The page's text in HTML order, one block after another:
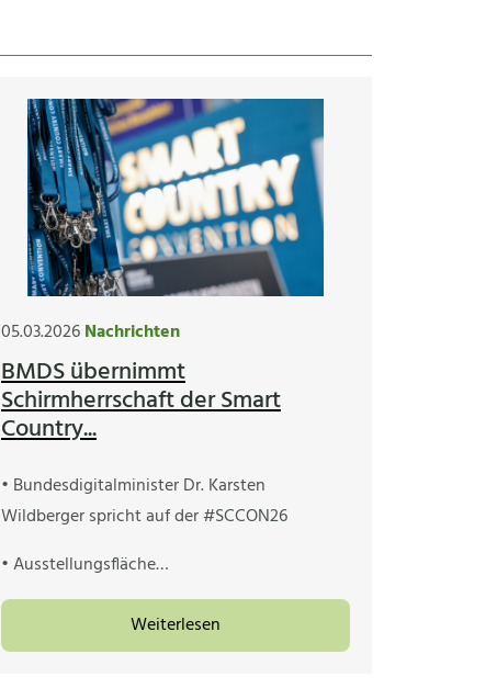
05.03.2026Nachrichten
BMDS übernimmt
Schirmherrschaft der Smart
Country...
• Bundesdigitalminister Dr. Karsten
Wildberger spricht auf der #SCCON26
• Ausstellungsfläche…
Weiterlesen